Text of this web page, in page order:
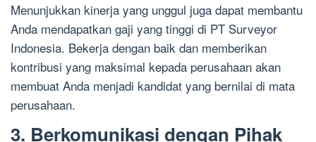
Menunjukkan kinerja yang unggul juga dapat membantu
Anda mendapatkan gaji yang tinggi di PT Surveyor
Indonesia. Bekerja dengan baik dan memberikan
kontribusi yang maksimal kepada perusahaan akan
membuat Anda menjadi kandidat yang bernilai di mata
perusahaan.
3. Berkomunikasi dengan Pihak